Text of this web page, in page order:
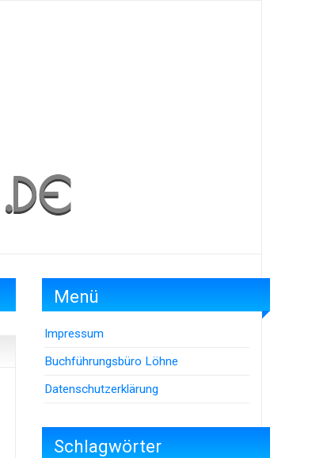
Menü
Impressum
Buchführungsbüro Löhne
Datenschutzerklärung
Schlagwörter